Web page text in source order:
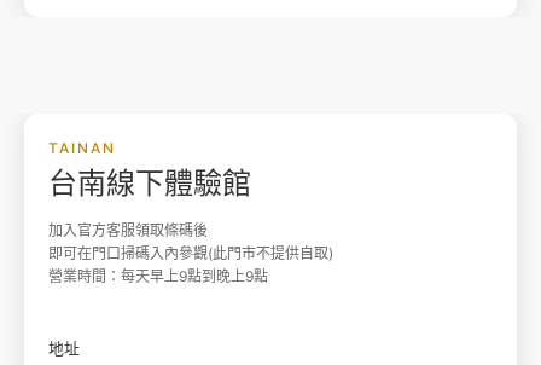
TAINAN
台南線下體驗館
加入官方客服領取條碼後
即可在門口掃碼入內參觀(此門市不提供自取)
營業時間：每天早上9點到晚上9點
地址